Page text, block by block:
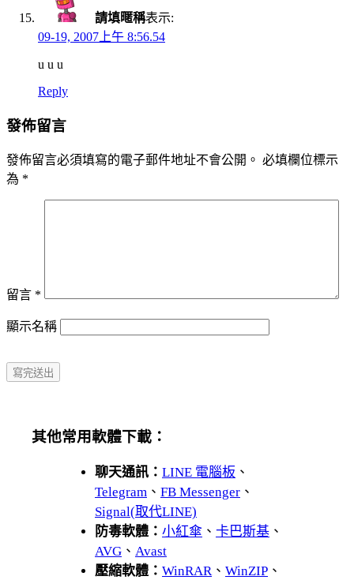
請填暱稱表示:
09-19, 2007上午 8:56.54
u u u
Reply
發佈留言
發佈留言必須填寫的電子郵件地址不會公開。 必填欄位標示
為 *
留言 *
顯示名稱
其他常用軟體下載：
聊天通訊： LINE 電腦板 、
Telegram 、 FB Messenger 、
Signal(取代LINE)
防毒軟體： 小紅傘 、 卡巴斯基 、
AVG 、 Avast
壓縮軟體： WinRAR 、 WinZIP 、